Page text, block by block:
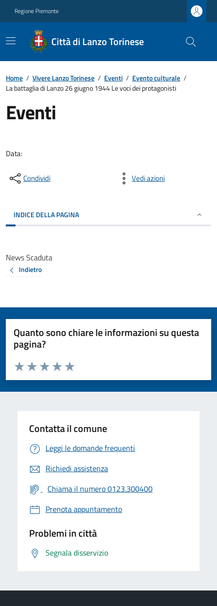
Regione Piemonte
Città di Lanzo Torinese
Home / Vivere Lanzo Torinese / Eventi / Evento culturale /
La battaglia di Lanzo 26 giugno 1944 Le voci dei protagonisti
Eventi
Data:
Condividi Vedi azioni
INDICE DELLA PAGINA
News Scaduta
Indietro
Quanto sono chiare le informazioni su questa
pagina?
Valuta da 1 a 5 stelle la pagina
Valuta 5 stelle su 5
Valuta 4 stelle su 5
Valuta 3 stelle su 5
Valuta 2 stelle su 5
Valuta 1 stelle su 5
Contatta il comune
Leggi le domande frequenti
Richiedi assistenza
Chiama il numero 0123.300400
Prenota appuntamento
Problemi in città
Segnala disservizio